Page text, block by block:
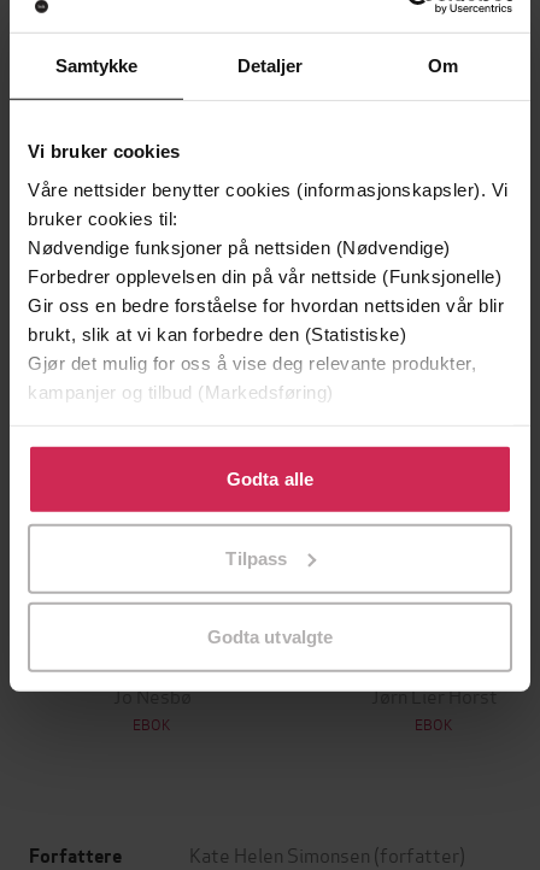
Samtykke Detaljer Om
Vi bruker cookies
Våre nettsider benytter cookies (informasjonskapsler). Vi
bruker cookies til:
Nødvendige funksjoner på nettsiden (Nødvendige)
Forbedrer opplevelsen din på vår nettside (Funksjonelle)
Gir oss en bedre forståelse for hvordan nettsiden vår blir
brukt, slik at vi kan forbedre den (Statistiske)
Gjør det mulig for oss å vise deg relevante produkter,
kampanjer og tilbud (Markedsføring)
Klikk på «Godta alle» for å gi oss ditt samtykke til å
bruke cookies for alle disse formålene. Du kan også
tilpasse ditt samtykke til spesifikke formål ved å klikke
Godta alle
Tilpass
Godta utvalgte
EBOK
Lykkens pris
EBOK
Andre har også kjøpt
Premium
Vinner av Rivertonprisen
Minnesota
Jo Nesbø
EBOK
Premium
Første gang på tilbud
Utskudd
Jørn Lier Horst
EBOK
Forfattere Kate Helen Simonsen (forfatter)